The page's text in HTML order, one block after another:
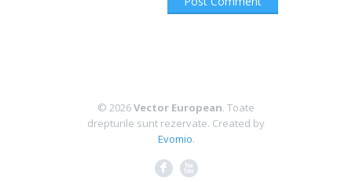
© 2026Vector European. Toate
drepturile sunt rezervate. Created by
Evomio.
F X